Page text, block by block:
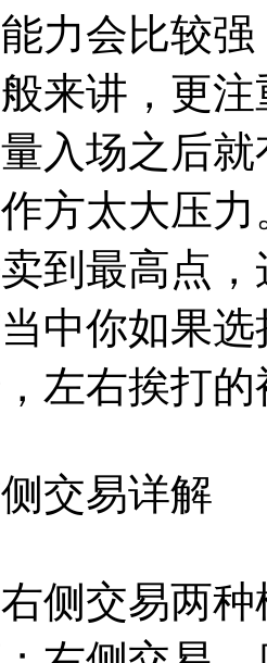
力会比较
来讲，更
入场之后
方太大压
到最高点
中你如果
左右挨打
交易详解
侧交易两